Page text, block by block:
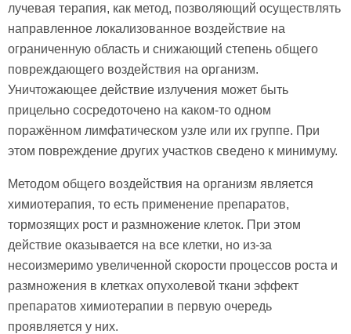
лучевая терапия, как метод, позволяющий осуществлять
направленное локализованное воздействие на
ограниченную область и снижающий степень общего
повреждающего воздействия на организм.
Уничтожающее действие излучения может быть
прицельно сосредоточено на каком-то одном
поражённом лимфатическом узле или их группе. При
этом повреждение других участков сведено к минимуму.
Методом общего воздействия на организм является
химиотерапия, то есть применение препаратов,
тормозящих рост и размножение клеток. При этом
действие оказывается на все клетки, но из-за
несоизмеримо увеличенной скорости процессов роста и
размножения в клетках опухолевой ткани эффект
препаратов химиотерапии в первую очередь
проявляется у них.